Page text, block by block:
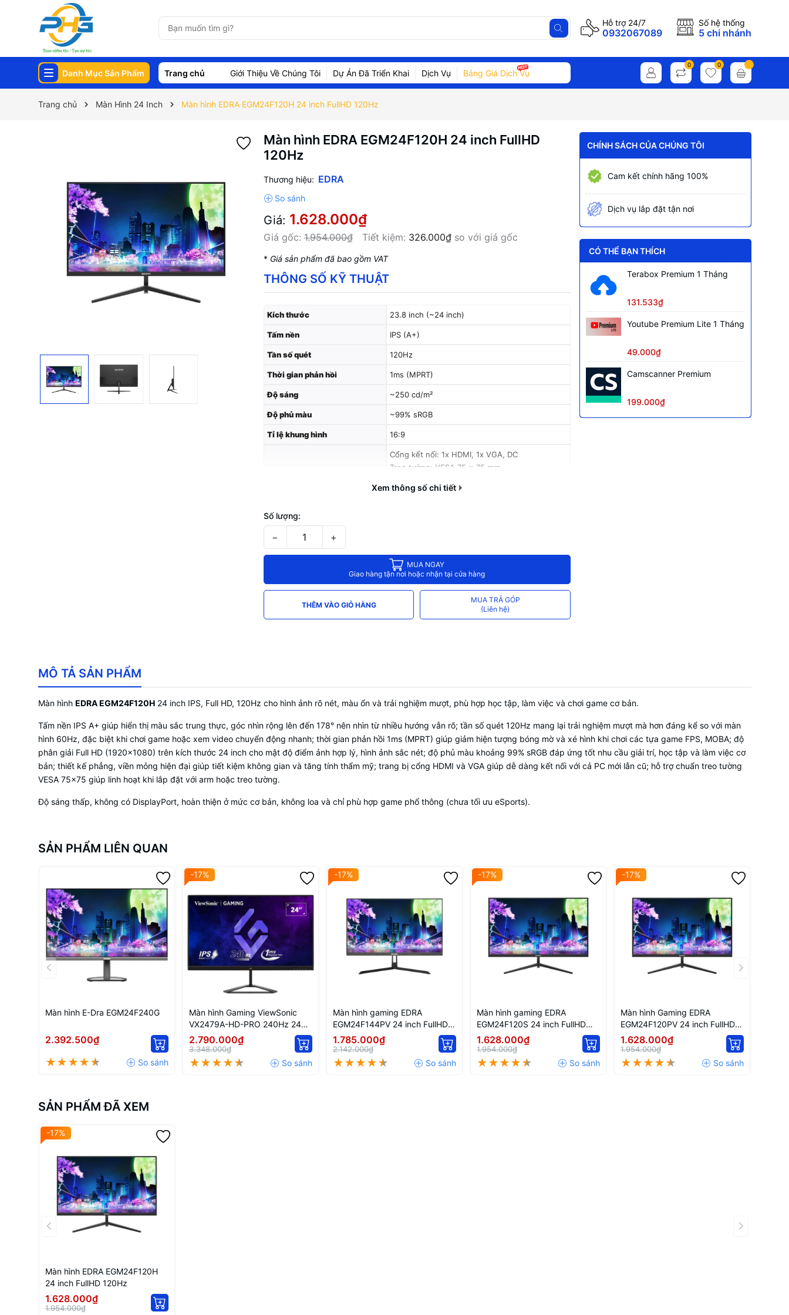
Hỗ trợ 24/7
0932067089
Số hệ thống
5 chi nhánh
Danh Mục Sản Phẩm Trang chủ Giới Thiệu Về Chúng Tôi Dự Án Đã Triển Khai Dịch Vụ Bảng Giá Dịch Vụ
0 0
Trang chủ Màn Hình 24 Inch Màn hình EDRA EGM24F120H 24 inch FullHD 120Hz
Màn hình EDRA EGM24F120H 24 inch FullHD
120Hz
Thương hiệu: EDRA
Giá: 1.628.000₫
Giá gốc: 1.954.000₫ Tiết kiệm: 326.000₫so với giá gốc
* Giá sản phẩm đã bao gồm VAT
THÔNG SỐ KỸ THUẬT
Kích thước 23.8 inch (~24 inch)
Tấm nền IPS (A+)
Tần số quét 120Hz
Thời gian phản hồi 1ms (MPRT)
Độ sáng ~250 cd/m²
Độ phủ màu ~99% sRGB
Tỉ lệ khung hình 16:9
Cổng kết nối: 1x HDMI, 1x VGA, DC
Treo tường: VESA 75 x 75 mm
Trọng lượng: ~3.7 kg
Xem thông số chi tiết
Số lượng:
− +
MUA NGAY
Giao hàng tận nơi hoặc nhận tại cửa hàng
THÊM VÀO GIỎ HÀNG
MUA TRẢ GÓP
(Liên hệ)
CHÍNH SÁCH CỦA CHÚNG TÔI
Cam kết chính hãng 100%
Dịch vụ lắp đặt tận nơi
CÓ THỂ BẠN THÍCH
Terabox Premium 1 Tháng
131.533₫
Youtube Premium Lite 1 Tháng
49.000₫
Camscanner Premium
199.000₫
MÔ TẢ SẢN PHẨM
Màn hình EDRA EGM24F120H24 inch IPS, Full HD, 120Hz cho hình ảnh rõ nét, màu ổn và trải nghiệm mượt, phù hợp học tập, làm việc và chơi game cơ bản.
Tấm nền IPS A+ giúp hiển thị màu sắc trung thực, góc nhìn rộng lên đến 178° nên nhìn từ nhiều hướng vẫn rõ; tần số quét 120Hz mang lại trải nghiệm mượt mà hơn đáng kể so với màn
hình 60Hz, đặc biệt khi chơi game hoặc xem video chuyển động nhanh; thời gian phản hồi 1ms (MPRT) giúp giảm hiện tượng bóng mờ và xé hình khi chơi các tựa game FPS, MOBA; độ
phân giải Full HD (1920×1080) trên kích thước 24 inch cho mật độ điểm ảnh hợp lý, hình ảnh sắc nét; độ phủ màu khoảng 99% sRGB đáp ứng tốt nhu cầu giải trí, học tập và làm việc cơ
bản; thiết kế phẳng, viền mỏng hiện đại giúp tiết kiệm không gian và tăng tính thẩm mỹ; trang bị cổng HDMI và VGA giúp dễ dàng kết nối với cả PC mới lẫn cũ; hỗ trợ chuẩn treo tường
VESA 75x75 giúp linh hoạt khi lắp đặt với arm hoặc treo tường.
Độ sáng thấp, không có DisplayPort, hoàn thiện ở mức cơ bản, không loa và chỉ phù hợp game phổ thông (chưa tối ưu eSports).
SẢN PHẨM LIÊN QUAN
Màn hình E-Dra EGM24F240G
2.392.500₫
-17%
Màn hình Gaming ViewSonic
VX2479A-HD-PRO 240Hz 24
inch
2.790.000₫
3.348.000₫
-17%
Màn hình gaming EDRA
EGM24F144PV 24 inch FullHD
144Hz
1.785.000₫
2.142.000₫
-17%
Màn hình gaming EDRA
EGM24F120S 24 inch FullHD
120hz
1.628.000₫
1.954.000₫
-17%
Màn hình Gaming EDRA
EGM24F120PV 24 inch FullHD
120Hz
1.628.000₫
1.954.000₫
SẢN PHẨM ĐÃ XEM
-17%
Màn hình EDRA EGM24F120H
24 inch FullHD 120Hz
1.628.000₫
1.954.000₫